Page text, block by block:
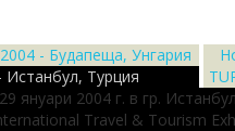
- Будапеща, Унгария
Истанбул, Турция
януари 2004 г. в гр.
Travel & Tourism